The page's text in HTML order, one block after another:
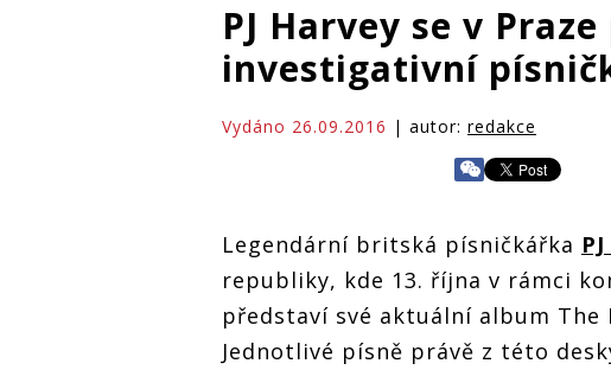
PJ Harvey se v
investigativní
Vydáno 26.09.2016 | autor: redakce
Legendární britská písničkářka
republiky, kde 13. října v rámci
představí své aktuální album
Jednotlivé písně právě z této